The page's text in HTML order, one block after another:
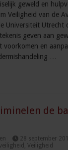
geweld en
Veiligheid van de
Universiteit Utrecht
geven aan
voorkomen en
…
de
28 september
,Veiligheid